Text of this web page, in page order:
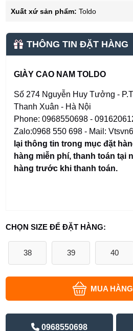
Xuất xứ sản phẩm: Toldo
THÔNG TIN ĐẶT HÀNG
GIÀY CAO NAM TOLDO
Số 274 Nguyễn Huy Tưởng -
Thanh Xuân - Hà Nội
Phone: 0968550698 -
Zalo:0968 550 698 - Mail:
lại thông tin trong mục đặt
hàng miễn phí, thanh toán tại
hàng trước khi thanh toán.
CHỌN SIZE ĐỂ ĐẶT HÀNG:
38 39 40
MUA
0968550698